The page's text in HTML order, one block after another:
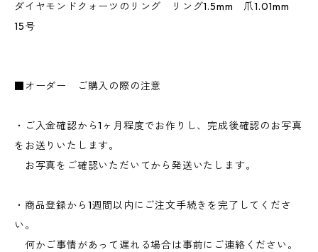
ダイヤモンドクォーツのリング リング1.5mm 爪1.01mm
15号
■オーダー ご購入の際の注意
・ご入金確認から1ヶ月程度でお作りし、完成後確認のお写真
をお送りいたします。
お写真をご確認いただいてから発送いたします。
・商品登録から1週間以内にご注文手続きを完了してくださ
い。
何かご事情があって遅れる場合は事前にご連絡ください。